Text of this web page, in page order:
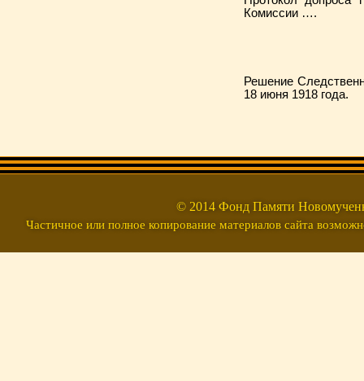
Комиссии ….
Решение
18 июня 1918 года.
© 2014 Фонд Памяти
Частичное или полное копирование материалов сайта